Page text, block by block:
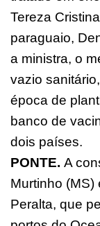
Tereza
paraguaio,
a ministra, o
vazio
época de
banco de
dois países.
PONTE. A
Murtinho (MS)
Peralta, que